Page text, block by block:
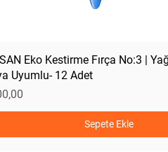
Eko Kestirme Fırça No:3 |
Uyumlu- 12 Adet
Sepete Ekle